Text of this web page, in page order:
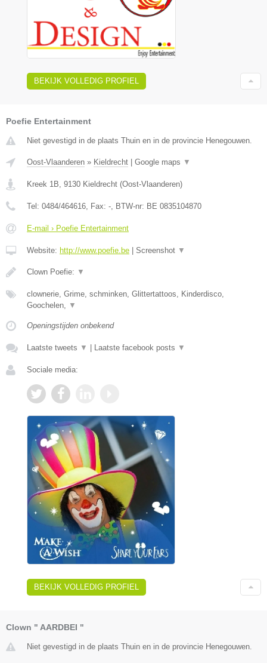
BEKIJK VOLLEDIG PROFIEL
Poefie Entertainment
Niet gevestigd in de plaats Thuin en in de provincie Henegouwen.
Oost-Vlaanderen » Kieldrecht Google maps ▼
Kreek 1B, 9130 Kieldrecht (Oost-Vlaanderen)
Tel: 0484/464616, Fax: -, BTW-nr: BE 0835104870
E-mail › Poefie Entertainment
Website: http://www.poefie.be Screenshot ▼
Clown Poefie: ▼
clownerie, Grime, schminken, Glittertattoos, Kinderdisco,
Goochelen, ▼
Openingstijden onbekend
Laatste tweets ▼ Laatste facebook posts ▼
Sociale media:
BEKIJK VOLLEDIG PROFIEL
Clown " AARDBEI "
Niet gevestigd in de plaats Thuin en in de provincie Henegouwen.